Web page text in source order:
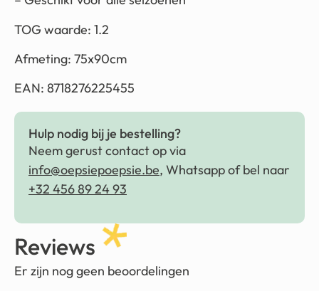
TOG waarde: 1.2
Afmeting: 75x90cm
EAN: 8718276225455
Hulp nodig bij je bestelling?
Neem gerust contact op via
info@oepsiepoepsie.be, Whatsapp of bel naar
+32 456 89 24 93
Reviews
Er zijn nog geen beoordelingen